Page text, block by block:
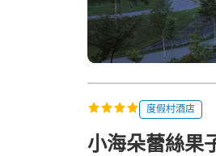
度假村酒店
小海朵蕾絲果